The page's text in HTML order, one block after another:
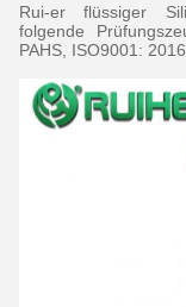
Rui-er flüssiger
folgende
PAHS, ISO9001: